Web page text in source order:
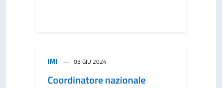
IMI 03 GIU 2024
Coordinatore nazionale